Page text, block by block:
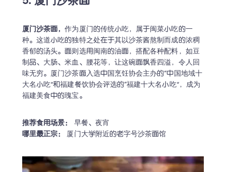
厦门沙茶面，作为厦门的传统小吃，属于闽菜小吃的一
种。这道小吃的独特之处在于其以沙茶酱熬制而成的浓稠
香郁的汤头。面则选用闽南的油面，搭配各种配料，如豆
制品、大肠、米血、腰花等，让这碗面飘香四溢，令人回
味无穷。厦门沙茶面入选中国烹饪协会主办的“中国地域十
大名小吃”和福建餐饮协会评选的“福建十大名小吃”，成为
福建美食中的瑰宝。
推荐食用场景：
哪里最正宗：
厦门大学附近的老字号沙茶面馆